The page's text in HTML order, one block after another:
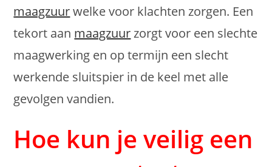
maagzuurwelke voor klachten zorgen. Een
tekort aan maagzuurzorgt voor een slechte
maagwerking en op termijn een slecht
werkende sluitspier in de keel met alle
gevolgen vandien.
Hoe kun je veilig een